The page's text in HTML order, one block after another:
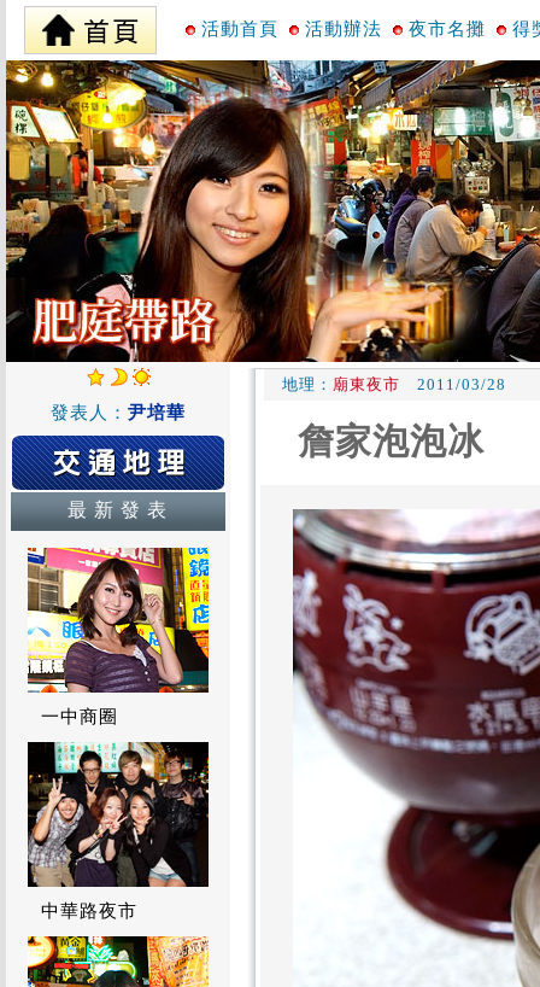
活動首頁 活動辦法 夜市名攤 得
發表人： 尹培華
最 新 發 表
一中商圈
中華路夜市
地理： 廟東夜市 2011/03/28
詹家泡泡冰